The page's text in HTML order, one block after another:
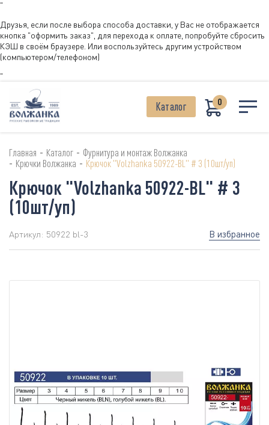
"
Друзья, если после выбора способа доставки, у Вас не отображается
кнопка "оформить заказ", для перехода к оплате, попробуйте сбросить
КЭШ в своём браузере. Или воспользуйтесь другим устройством
(компьютером/телефоном)
"
Каталог 0
Главная - Каталог - Фурнитура и монтаж Волжанка
- Крючки Волжанка - Крючок "Volzhanka 50922-BL" # 3 (10шт/уп)
Крючок "Volzhanka 50922-BL" # 3
(10шт/уп)
Артикул: 50922 bl-3 В избранное